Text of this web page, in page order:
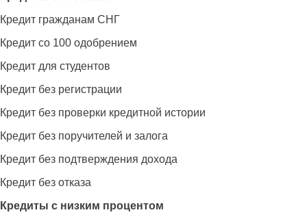
Кредит гражданам СНГ
Кредит со 100 одобрением
Кредит для студентов
Кредит без регистрации
Кредит без проверки кредитной истории
Кредит без поручителей и залога
Кредит без подтверждения дохода
Кредит без отказа
Кредиты с низким процентом